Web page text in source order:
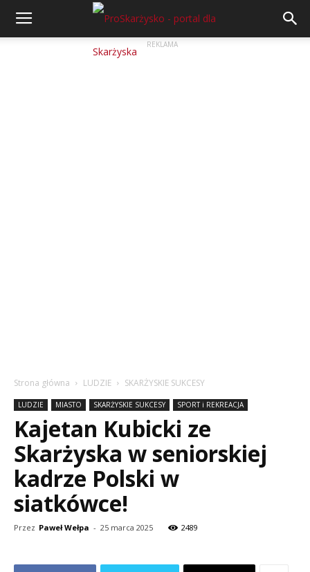
REKLAMA
Strona główna LUDZIE SKARŻYSKIE SUKCESY
LUDZIE MIASTO SKARŻYSKIE SUKCESY SPORT i REKREACJA
Kajetan Kubicki ze
Skarżyska w seniorskiej
kadrze Polski w
siatkówce!
Przez Paweł Wełpa - 25 marca 2025 2489